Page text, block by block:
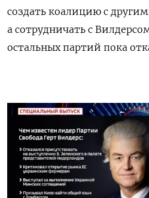
создать коалицию с
а сотрудничать с
остальных партий пока